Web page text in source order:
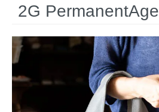
2G PermanentAge